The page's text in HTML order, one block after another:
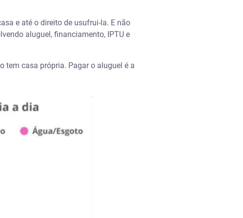
e até o direito de usufrui-la. E não
aluguel, financiamento, IPTU e
tem casa própria. Pagar o aluguel é a